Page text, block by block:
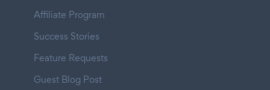
Affiliate Program
Success Stories
Feature Requests
Guest Blog Post